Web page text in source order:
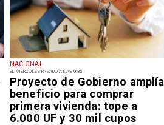
NACIONAL
EL MIÉRCOLES PASADO A LAS 9:35
Proyecto de Gobierno amplía
beneficio para comprar
primera vivienda: tope a
6.000 UF y 30 mil cupos